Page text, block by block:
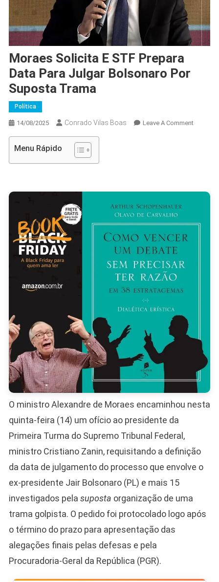
Moraes Solicita E STF Prepara
Data Para Julgar Bolsonaro Por
Suposta Trama
Política
14/08/2025 Conrado Vilas Boas Leave A CommentOn
Data
Menu Rápido
O ministro Alexandre de Moraes encaminhou nesta
quinta-feira (14) um ofício ao presidente da
Primeira Turma do Supremo Tribunal Federal,
ministro Cristiano Zanin, requisitando a definição
da data de julgamento do processo que envolve o
ex-presidente Jair Bolsonaro (PL) e mais 15
investigados pela suposta organização de uma
trama golpista. O pedido foi protocolado logo após
o término do prazo para apresentação das
alegações finais pelas defesas e pela
Procuradoria-Geral da República (PGR).